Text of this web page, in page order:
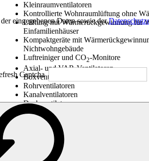
Kleinraumventilatoren
Kontrollierte Wohnraumlüftung ohne
Lüftung mit Wärmerückgewinnung für
Einfamilienhäuser
Kompaktgeräte mit
Nichtwohngebäude
Luftreiniger und CO2-Monitore
Axial- und VAR-Ventilatoren
Boxventilatoren
Rohrventilatoren
Kanalventilatoren
Dachventilatoren
Entrauchung, Rauchfreihaltung und
Impulsventilatoren
Explosionsgeschützte Ventilatoren
Messen. Steuern. Regeln.
Luftbehandlung
Mechanisches Zubehör
eingegebenen Daten sowie der